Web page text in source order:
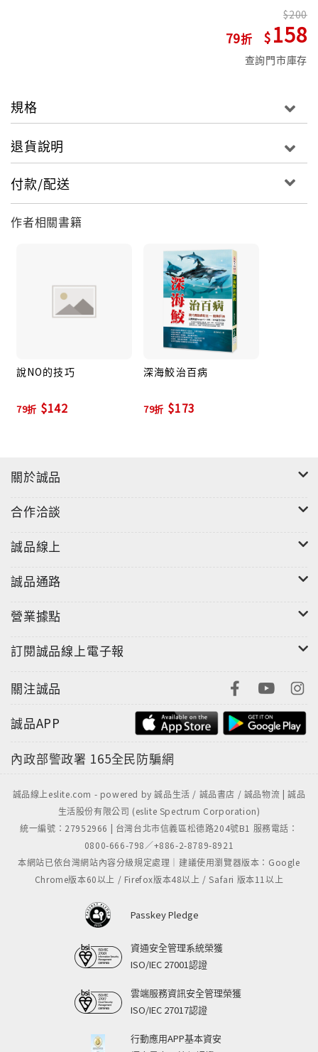
79
200
158
查詢門市庫存
規格
退貨說明
付款/配送
作者相關書籍
說NO的技巧
79折 $142
深海鮫治百病
79折 $173
關於誠品
合作洽談
誠品線上
誠品通路
營業據點
訂閱誠品線上電子報
關注誠品
誠品APP
內政部警政署 165全民防騙網
誠品線上eslite.com - powered by 誠品生活 / 誠品書店 / 誠品物流 | 誠品
生活股份有限公司 (eslite Spectrum Corporation)
統一編號：27952966 | 台灣台北市信義區松德路204號B1 服務電話：
0800-666-798／+886-2-8789-8921
本網站已依台灣網站內容分級規定處理｜建議使用瀏覽器版本：Google
Chrome版本60以上 / Firefox版本48以上 / Safari 版本11以上
Passkey Pledge
資通安全管理系統榮獲
ISO/IEC 27001認證
雲端服務資訊安全管理榮獲
ISO/IEC 27017認證
行動應用APP基本資安